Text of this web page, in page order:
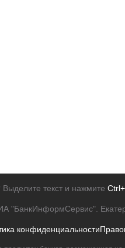
текст и нажмите
"БанкИнформСервис".
конфиденциальности